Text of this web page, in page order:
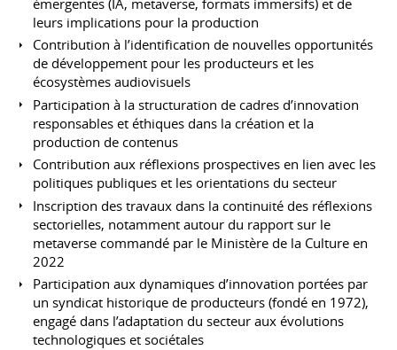
leurs implications pour la production
Contribution à l’identification de nouvelles opportunités
de développement pour les producteurs et les
écosystèmes audiovisuels
Participation à la structuration de cadres d’innovation
responsables et éthiques dans la création et la
production de contenus
Contribution aux réflexions prospectives en lien avec les
politiques publiques et les orientations du secteur
Inscription des travaux dans la continuité des réflexions
sectorielles, notamment autour du rapport sur le
metaverse commandé par le Ministère de la Culture en
2022
Participation aux dynamiques d’innovation portées par
un syndicat historique de producteurs (fondé en 1972),
engagé dans l’adaptation du secteur aux évolutions
technologiques et sociétales